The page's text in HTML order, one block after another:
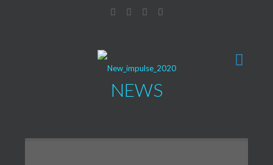
NEWS